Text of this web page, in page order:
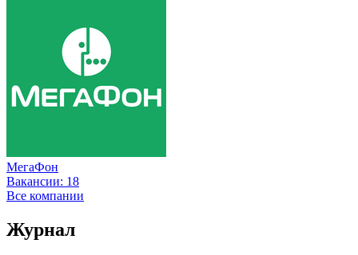
МегаФон
Вакансии: 18
Все компании
Журнал